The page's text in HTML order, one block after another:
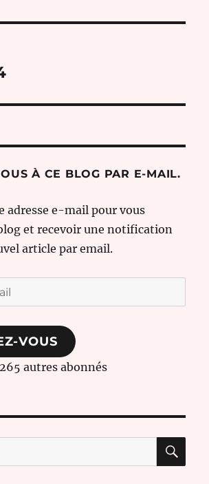
À CE BLOG PAR E-MAIL.
adresse e-mail pour vous
et recevoir une notification
article par email.
VOUS
autres abonnés